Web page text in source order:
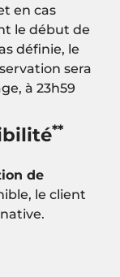
en cas
le début de
définie, le
sera
à 23h59
**
de
le client